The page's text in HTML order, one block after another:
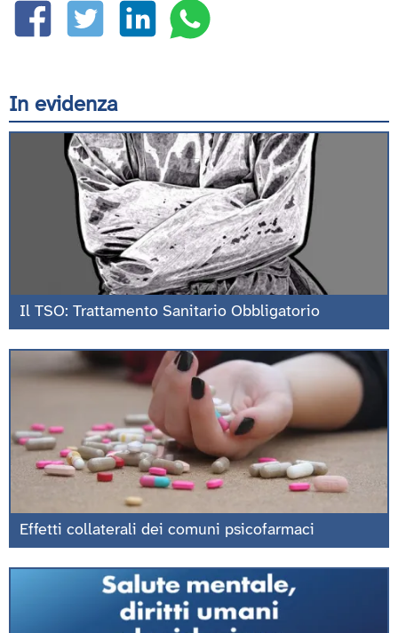
In evidenza
Il TSO: Trattamento Sanitario Obbligatorio
Effetti collaterali dei comuni psicofarmaci